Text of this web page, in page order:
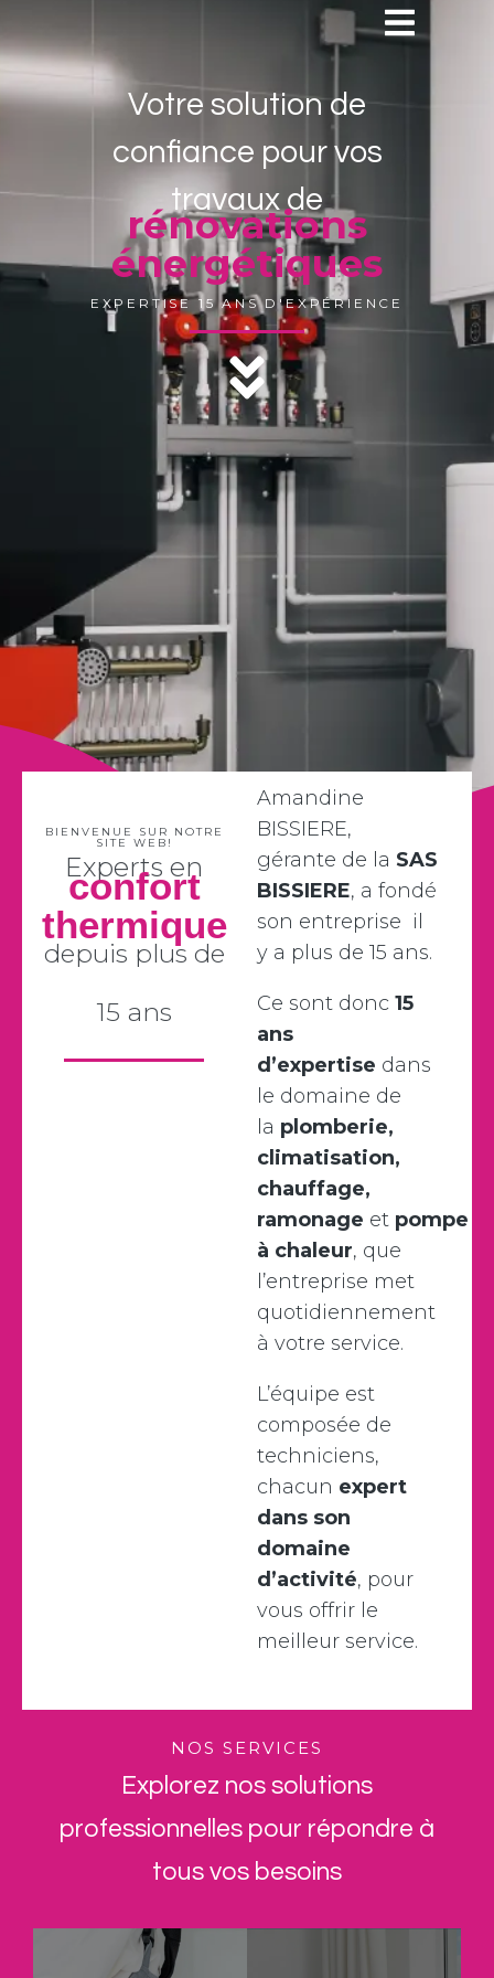
Votre solution de
confiance pour vos
travaux de
rénovations
énergétiques
EXPERTISE 15 ANS D'EXPÉRIENCE
BIENVENUE SUR NOTRE
SITE WEB!
Experts en
confort
thermique
depuis plus de
15 ans
Amandine
BISSIERE,
gérante de la SAS
BISSIERE, a fondé
son entreprise il
y a plus de 15 ans.
Ce sont donc15
ans
d’expertise dans
le domaine de
la plomberie,
climatisation,
chauffage,
ramonage et pompe
à chaleur, que
l’entreprise met
quotidiennement
à votre service.
L’équipe est
composée de
techniciens,
chacun expert
dans son
domaine
d’activité, pour
vous offrir le
meilleur service.
NOS SERVICES
Explorez nos solutions
professionnelles pour répondre à
tous vos besoins
Installation,